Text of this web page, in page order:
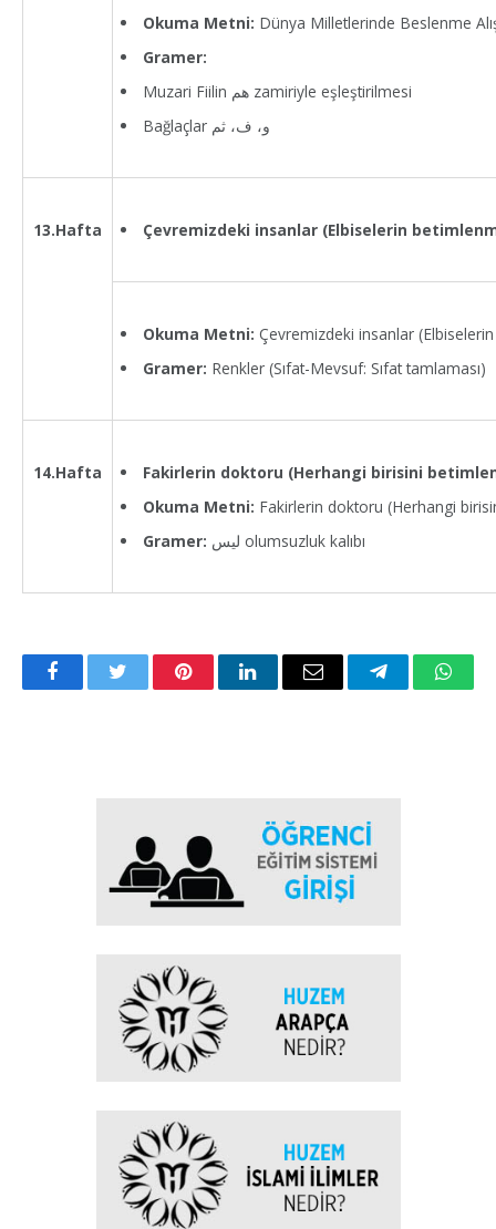
Okuma Metni: Dünya Milletlerinde Beslenme
Gramer:
Muzari Fiilin هم zamiriyle eşleştirilmesi
Bağlaçlar و، ف، ثم
13.Hafta Çevremizdeki insanlar (Elbiselerin
Okuma Metni: Çevremizdeki insanlar
Gramer: Renkler (Sıfat-Mevsuf: Sıfat tamlaması)
14.Hafta
Fakirlerin doktoru (Herhangi birisini
Okuma Metni: Fakirlerin doktoru (Herhangi
Gramer:
ليس olumsuzluk kalıbı
FacebookTwitter PinterestLinkedInEmail Telegram